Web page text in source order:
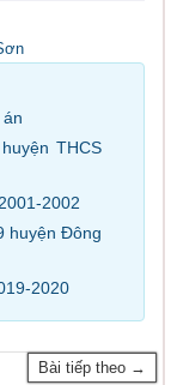
THCS
2002
huyện Đông
2020
Bài tiếp theo →